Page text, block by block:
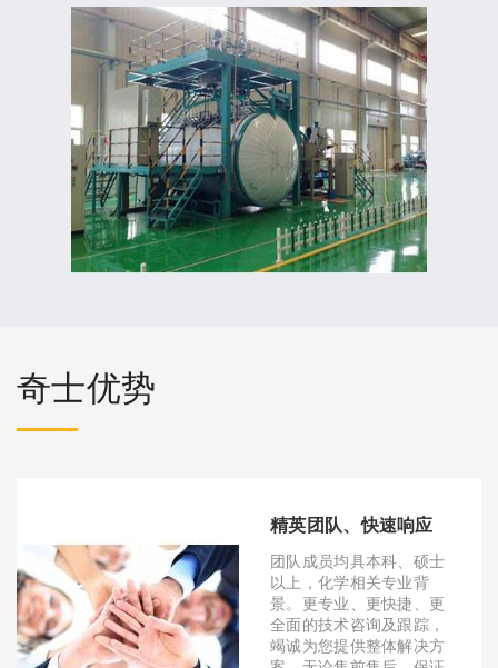
奇士优势
精英团队、快速响应
团队成员均具本科、硕士
以上，化学相关专业背
景。更专业、更快捷、更
全面的技术咨询及跟踪，
竭诚为您提供整体解决方